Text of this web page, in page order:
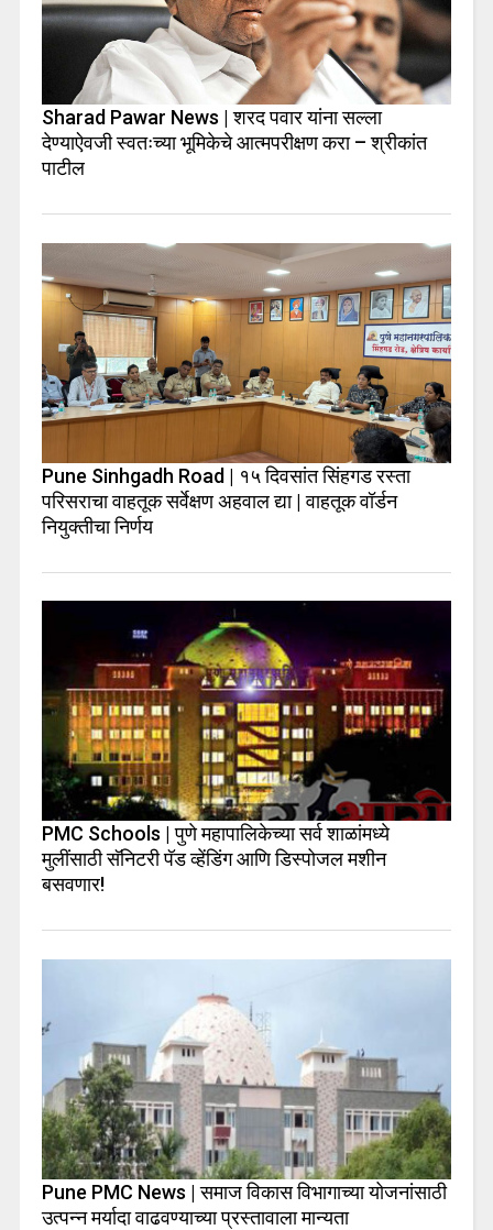
Sharad Pawar News | शरद पवार यांना सल्ला
देण्याऐवजी स्वतःच्या भूमिकेचे आत्मपरीक्षण करा – श्रीकांत
पाटील
Pune Sinhgadh Road | १५ दिवसांत सिंहगड रस्ता
परिसराचा वाहतूक सर्वेक्षण अहवाल द्या | वाहतूक वॉर्डन
नियुक्तीचा निर्णय
PMC Schools | पुणे महापालिकेच्या सर्व शाळांमध्ये
मुलींसाठी सॅनिटरी पॅड व्हेंडिंग आणि डिस्पोजल मशीन
बसवणार!
Pune PMC News | समाज विकास विभागाच्या योजनांसाठी
उत्पन्न मर्यादा वाढवण्याच्या प्रस्तावाला मान्यता